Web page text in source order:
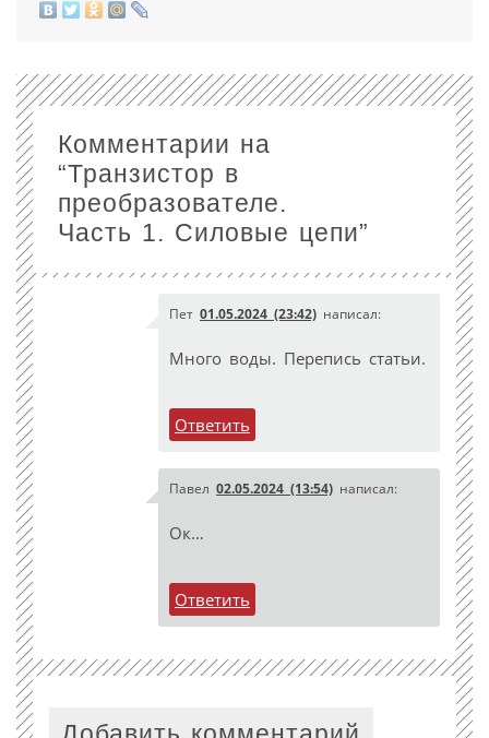
Комментарии на
“Транзистор в
преобразователе.
Часть 1. Силовые цепи”
Пет 01.05.2024 (23:42) написал:
Много воды. Перепись статьи.
Ответить
Павел 02.05.2024 (13:54) написал:
Ок…
Ответить